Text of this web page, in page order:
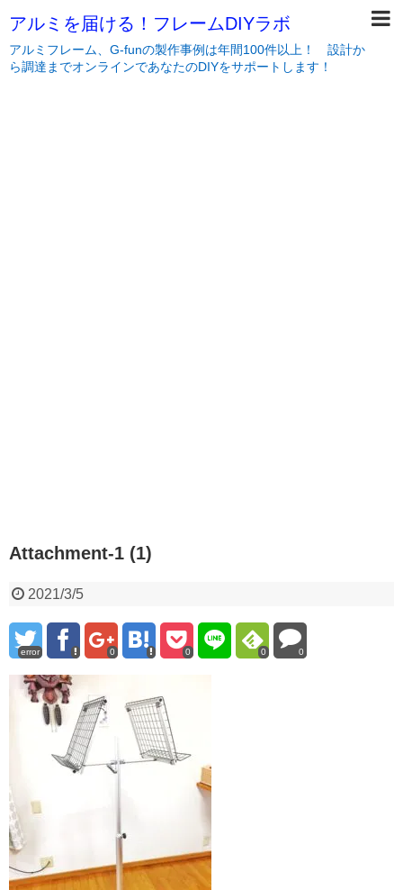
アルミを届ける！フレームDIYラボ
アルミフレーム、G-funの製作事例は年間100件以上！ 設計か
ら調達までオンラインであなたのDIYをサポートします！
Attachment-1 (1)
2021/3/5
error 0 0 0 0